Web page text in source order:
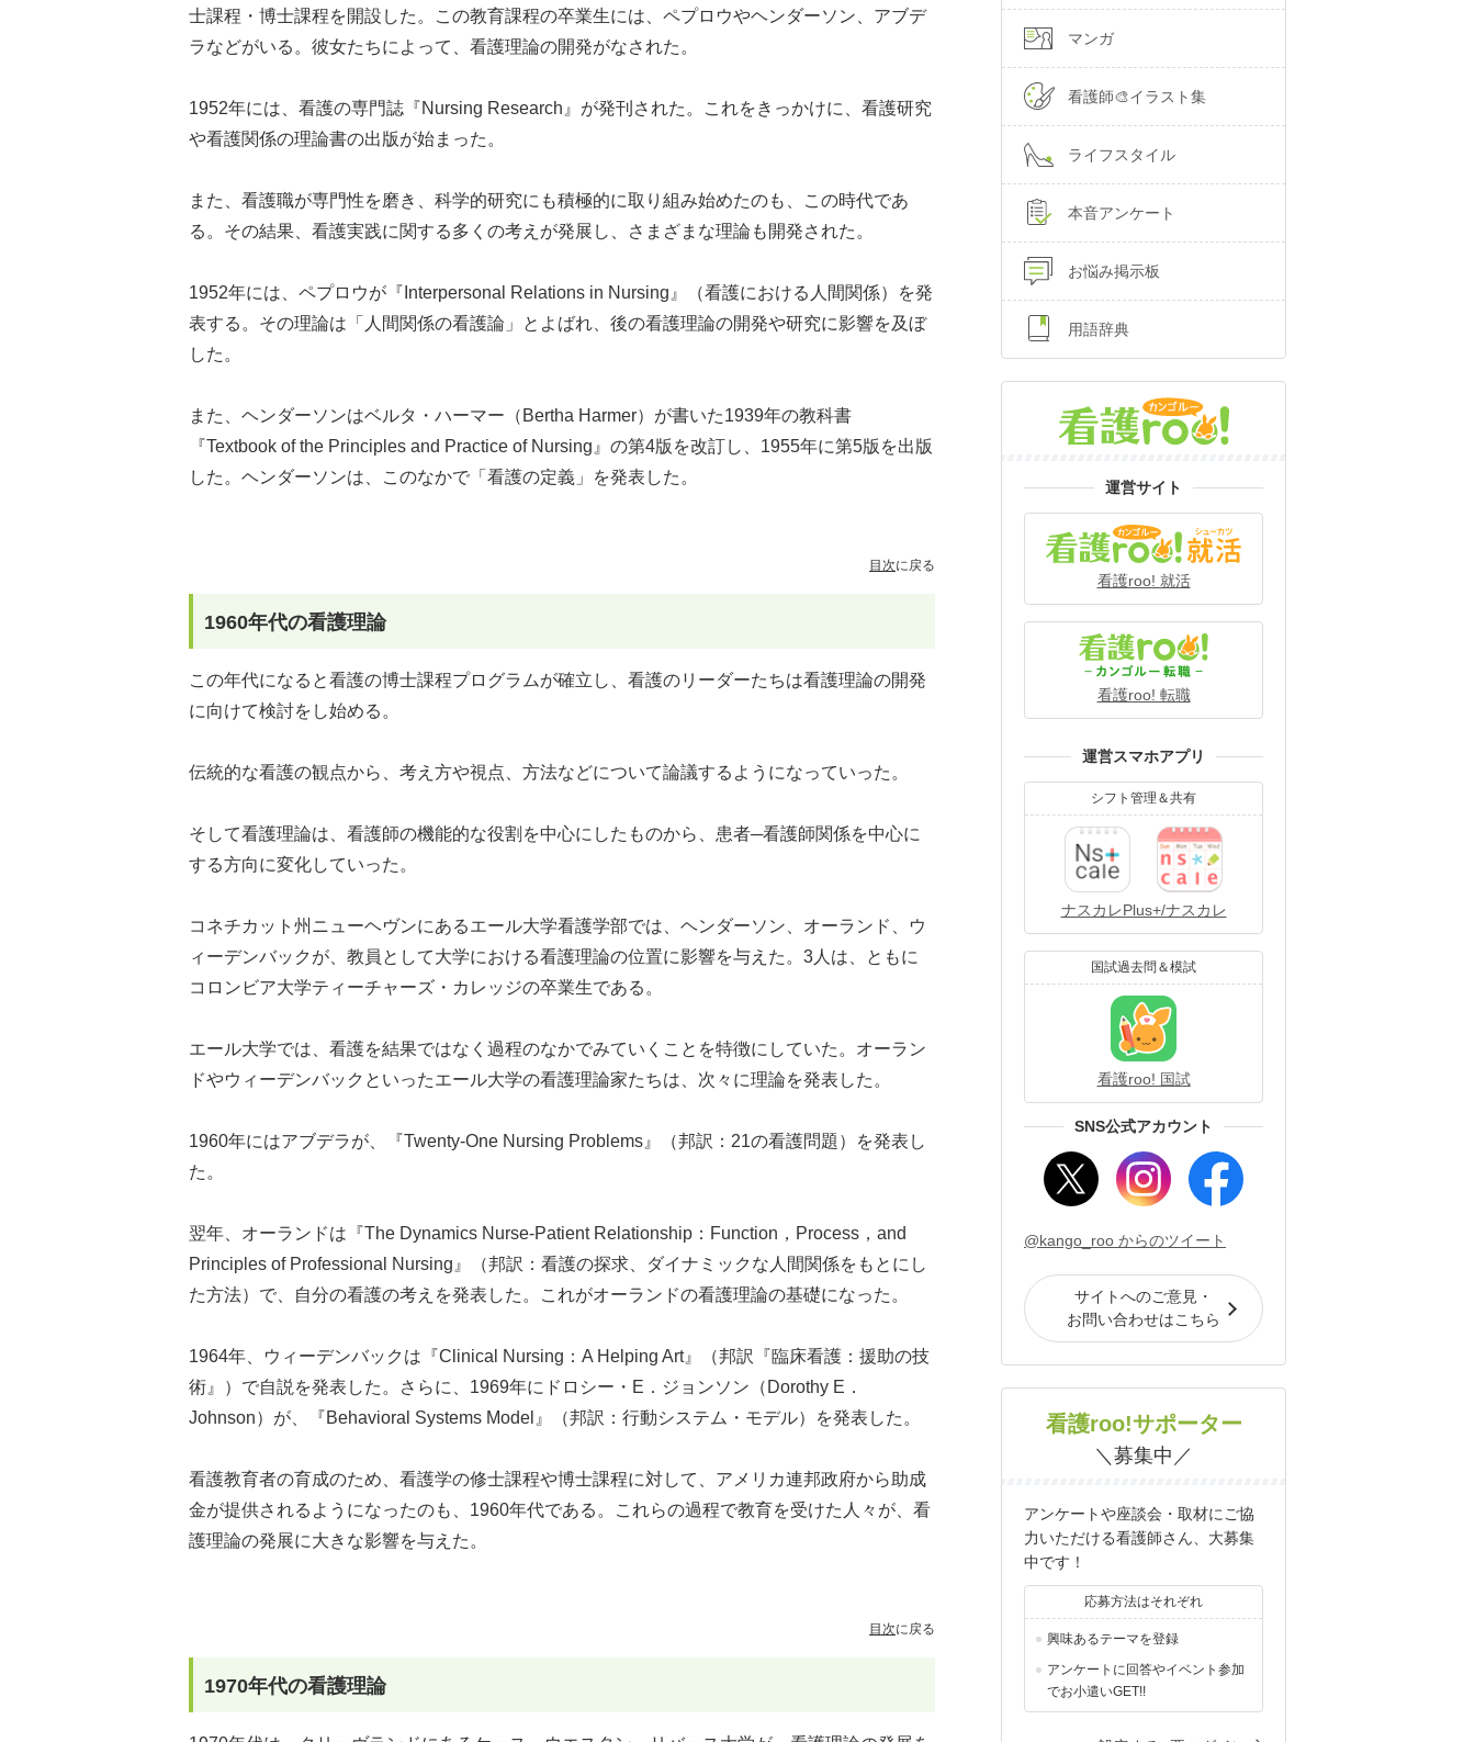
士課程・博士課程を開設した。この教育課程の卒業生には、ペプロウやヘンダーソン、アブデ
ラなどがいる。彼女たちによって、看護理論の開発がなされた。
1952年には、看護の専門誌『Nursing Research』が発刊された。これをきっかけに、看護研究
や看護関係の理論書の出版が始まった。
また、看護職が専門性を磨き、科学的研究にも積極的に取り組み始めたのも、この時代であ
る。その結果、看護実践に関する多くの考えが発展し、さまざまな理論も開発された。
1952年には、ペプロウが『Interpersonal Relations in Nursing』（看護における人間関係）を発
表する。その理論は「人間関係の看護論」とよばれ、後の看護理論の開発や研究に影響を及ぼ
した。
また、ヘンダーソンはベルタ・ハーマー（Bertha Harmer）が書いた1939年の教科書
『Textbook of the Principles and Practice of Nursing』の第4版を改訂し、1955年に第5版を出版
した。ヘンダーソンは、このなかで「看護の定義」を発表した。
目次に戻る
1960年代の看護理論
この年代になると看護の博士課程プログラムが確立し、看護のリーダーたちは看護理論の開発
に向けて検討をし始める。
伝統的な看護の観点から、考え方や視点、方法などについて論議するようになっていった。
そして看護理論は、看護師の機能的な役割を中心にしたものから、患者─看護師関係を中心に
する方向に変化していった。
コネチカット州ニューヘヴンにあるエール大学看護学部では、ヘンダーソン、オーランド、ウ
ィーデンバックが、教員として大学における看護理論の位置に影響を与えた。3人は、ともに
コロンビア大学ティーチャーズ・カレッジの卒業生である。
エール大学では、看護を結果ではなく過程のなかでみていくことを特徴にしていた。オーラン
ドやウィーデンバックといったエール大学の看護理論家たちは、次々に理論を発表した。
1960年にはアブデラが、『Twenty-One Nursing Problems』（邦訳：21の看護問題）を発表し
た。
翌年、オーランドは『The Dynamics Nurse-Patient Relationship：Function，Process，and
Principles of Professional Nursing』（邦訳：看護の探求、ダイナミックな人間関係をもとにし
た方法）で、自分の看護の考えを発表した。これがオーランドの看護理論の基礎になった。
1964年、ウィーデンバックは『Clinical Nursing：A Helping Art』（邦訳『臨床看護：援助の技
術』）で自説を発表した。さらに、1969年にドロシー・E．ジョンソン（Dorothy E．
Johnson）が、『Behavioral Systems Model』（邦訳：行動システム・モデル）を発表した。
看護教育者の育成のため、看護学の修士課程や博士課程に対して、アメリカ連邦政府から助成
金が提供されるようになったのも、1960年代である。これらの過程で教育を受けた人々が、看
護理論の発展に大きな影響を与えた。
目次に戻る
1970年代の看護理論
マンガ
看護師🎨イラスト集
ライフスタイル
本音アンケート
お悩み掲示板
用語辞典
運営サイト
看護roo! 就活
看護roo! 転職
運営スマホアプリ
シフト管理＆共有
ナスカレPlus+/ナスカレ
国試過去問＆模試
看護roo! 国試
SNS公式アカウント
@kango_roo からのツイート
サイトへのご意見・
お問い合わせはこちら
看護roo!サポーター
＼募集中／
アンケートや座談会・取材にご協
力いただける看護師さん、大募集
中です！
応募方法はそれぞれ
興味あるテーマを登録
アンケートに回答やイベント参加
でお小遣いGET!!